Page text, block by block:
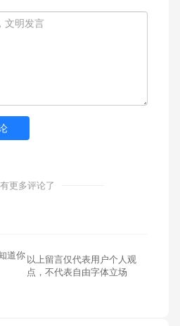
更多评论了
道你以上留言仅代表用户个人观
点，不代表自由字体立场